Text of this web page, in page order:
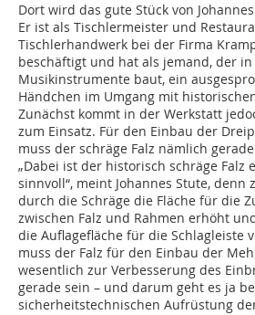
Dort wird das gute Stück von
Er ist als Tischlermeister und
Tischlerhandwerk bei der Firma
beschäftigt und hat als jemand, der
Musikinstrumente baut, ein
Händchen im Umgang mit
Zunächst kommt in der Werkstatt
zum Einsatz. Für den Einbau der
muss der schräge Falz nämlich
„Dabei ist der historisch schräge Falz
sinnvoll“, meint Johannes Stute, denn
durch die Schräge die Fläche für die
zwischen Falz und Rahmen erhöht
die Auflagefläche für die Schlagleiste
muss der Falz für den Einbau der
wesentlich zur Verbesserung des
gerade sein – und darum geht es ja
sicherheitstechnischen Aufrüstung